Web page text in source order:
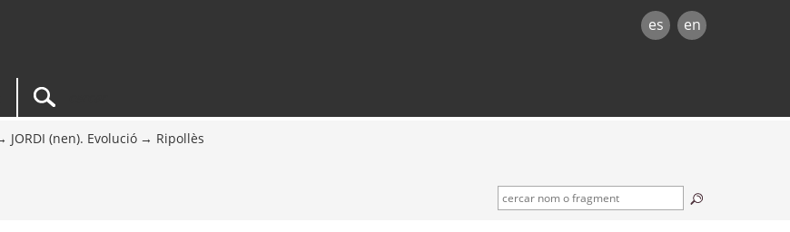
es en
JORDI (nen). Evolució Ripollès